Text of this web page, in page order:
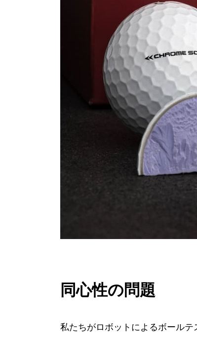
同心性の問題
私たちがロボットによるボール